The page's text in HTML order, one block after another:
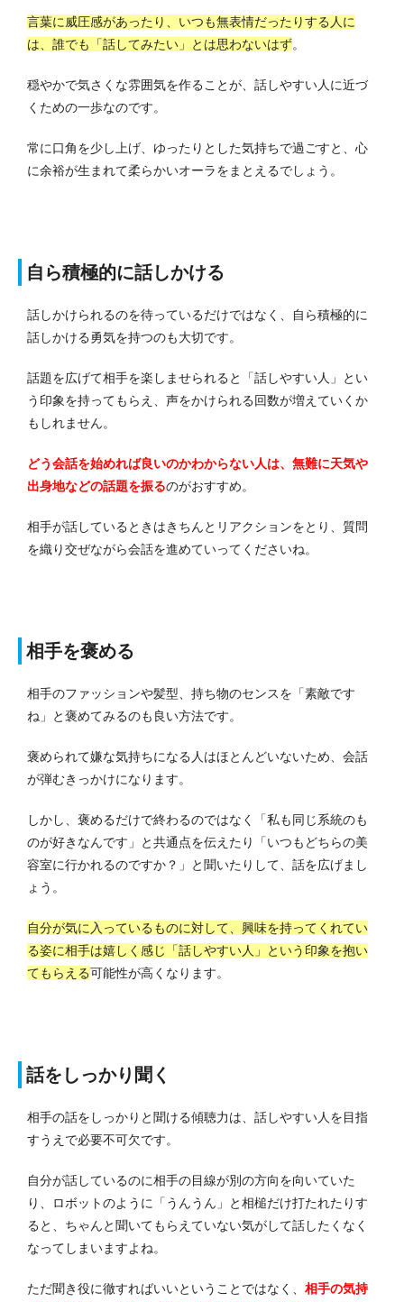
言葉に威圧感があったり、いつも無表情だったりする人に
は、誰でも「話してみたい」とは思わないはず。
穏やかで気さくな雰囲気を作ることが、話しやすい人に近づ
くための一歩なのです。
常に口角を少し上げ、ゆったりとした気持ちで過ごすと、心
に余裕が生まれて柔らかいオーラをまとえるでしょう。
自ら積極的に話しかける
話しかけられるのを待っているだけではなく、自ら積極的に
話しかける勇気を持つのも大切です。
話題を広げて相手を楽しませられると「話しやすい人」とい
う印象を持ってもらえ、声をかけられる回数が増えていくか
もしれません。
どう会話を始めれば良いのかわからない人は、無難に天気や
出身地などの話題を振るのがおすすめ。
相手が話しているときはきちんとリアクションをとり、質問
を織り交ぜながら会話を進めていってくださいね。
相手を褒める
相手のファッションや髪型、持ち物のセンスを「素敵です
ね」と褒めてみるのも良い方法です。
褒められて嫌な気持ちになる人はほとんどいないため、会話
が弾むきっかけになります。
しかし、褒めるだけで終わるのではなく「私も同じ系統のも
のが好きなんです」と共通点を伝えたり「いつもどちらの美
容室に行かれるのですか？」と聞いたりして、話を広げまし
ょう。
自分が気に入っているものに対して、興味を持ってくれてい
る姿に相手は嬉しく感じ「話しやすい人」という印象を抱い
てもらえる可能性が高くなります。
話をしっかり聞く
相手の話をしっかりと聞ける傾聴力は、話しやすい人を目指
すうえで必要不可欠です。
自分が話しているのに相手の目線が別の方向を向いていた
り、ロボットのように「うんうん」と相槌だけ打たれたりす
ると、ちゃんと聞いてもらえていない気がして話したくなく
なってしまいますよね。
ただ聞き役に徹すればいいということではなく、 相手の気持